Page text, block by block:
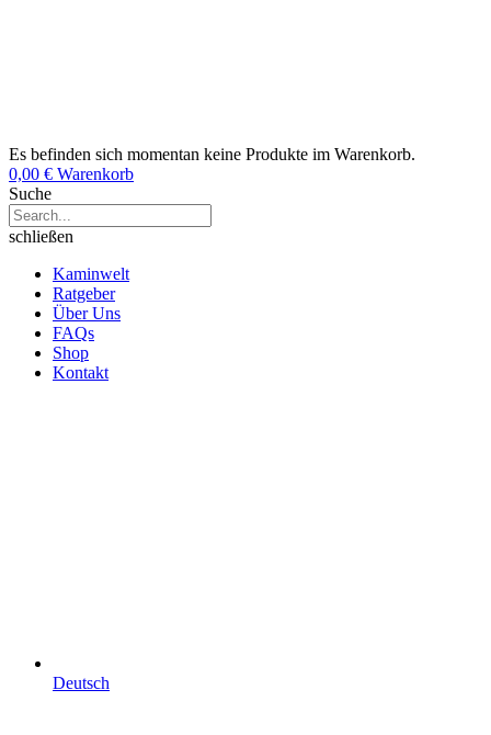
Es befinden sich momentan keine Produkte im Warenkorb.
0,00 € Warenkorb
Suche
schließen
Kaminwelt
Ratgeber
Über Uns
FAQs
Shop
Kontakt
Deutsch